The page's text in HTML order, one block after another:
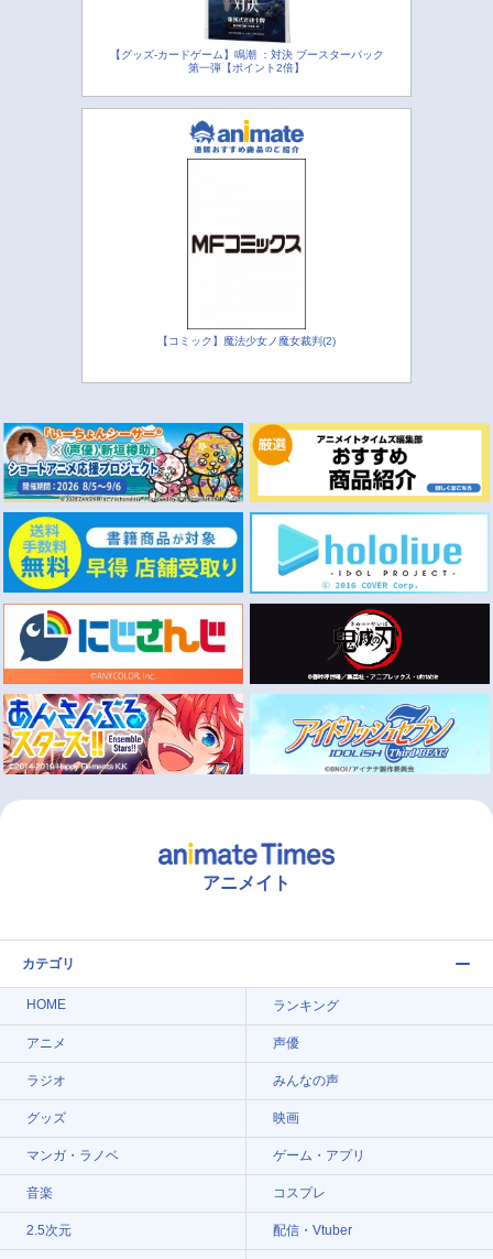
【グッズ-カードゲーム】鳴潮 ：対決 ブースターパック
第一弾【ポイント2倍】
【コミック】魔法少女ノ魔女裁判(2)
アニメイト
カテゴリ
HOME ランキング
アニメ 声優
ラジオ みんなの声
グッズ 映画
マンガ・ラノベ ゲーム・アプリ
音楽 コスプレ
2.5次元 配信・Vtuber